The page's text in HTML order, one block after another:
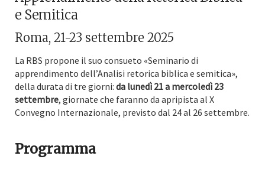
e Semitica
Roma, 21-23 settembre 2025
La RBS propone il suo consueto «Seminario di
apprendimento dell’Analisi retorica biblica e semitica»,
della durata di tre giorni: da lunedì 21 a mercoledì 23
settembre, giornate che faranno da apripista al X
Convegno Internazionale, previsto dal 24 al 26 settembre.
Programma